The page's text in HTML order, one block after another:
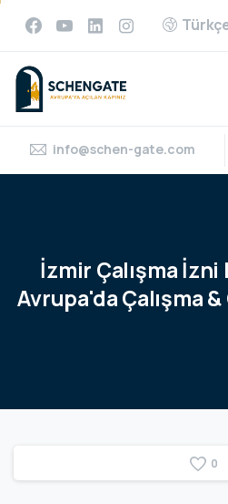
info@schen-gate.com
İzmir Çalışmaİzni
Avrupa'daÇalışma&
0